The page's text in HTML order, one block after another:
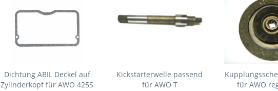
Dichtung ABIL Deckel auf
Zylinderkopf für AWO 425S
Kickstarterwelle passend
für AWO T
für AWO